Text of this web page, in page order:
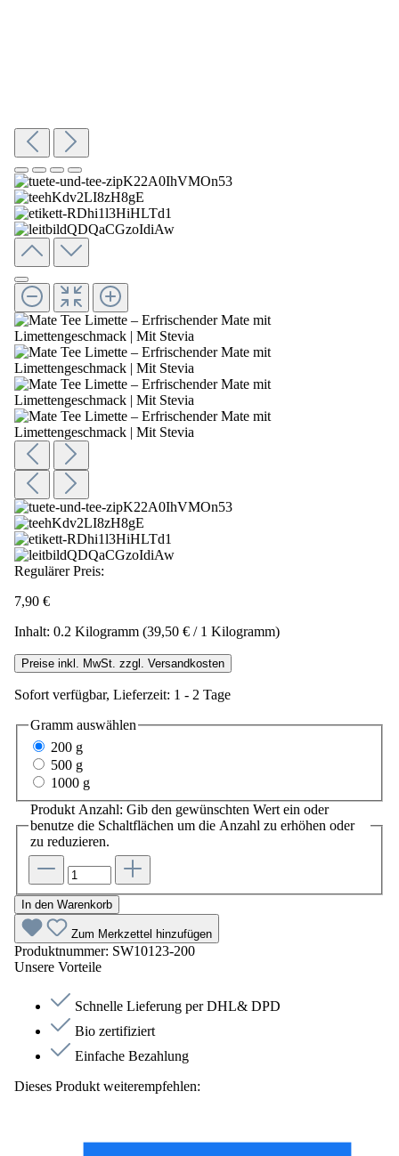
Regulärer Preis:
7,90 €
Inhalt: 0.2 Kilogramm (39,50 € / 1 Kilogramm)
Preise inkl. MwSt. zzgl. Versandkosten
Sofort verfügbar, Lieferzeit: 1 - 2 Tage
Gramm auswählen
200 g
500 g
1000 g
Produkt Anzahl: Gib den gewünschten Wert ein oder
benutze die Schaltflächen um die Anzahl zu erhöhen oder
zu reduzieren.
In den Warenkorb
Zum Merkzettel hinzufügen
Produktnummer: SW10123-200
Unsere Vorteile
Schnelle Lieferung per DHL& DPD
Bio zertifiziert
Einfache Bezahlung
Dieses Produkt weiterempfehlen: